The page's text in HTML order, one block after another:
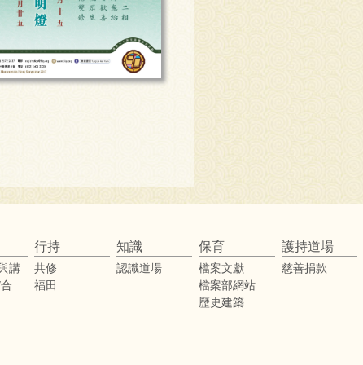
講
行持
共修
福田
知識
認識道場
保育
檔案文獻
檔案部網站
歷史建築
護持道場
慈善捐款